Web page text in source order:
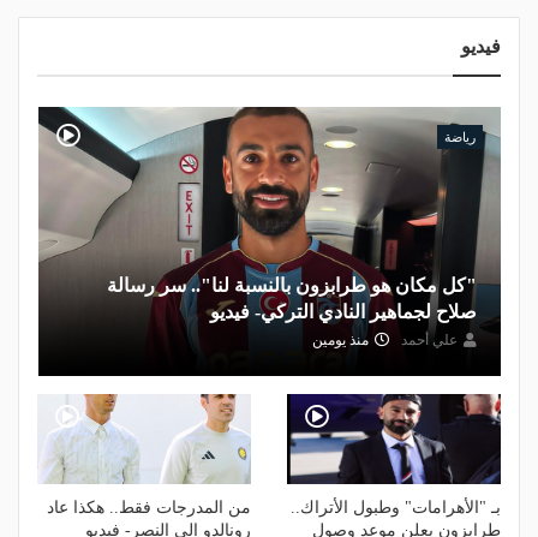
فيديو
رياضة
"كل مكان هو طرابزون بالنسبة لنا".. سر رسالة
صلاح لجماهير النادي التركي- فيديو
علي أحمد منذ يومين
بـ "الأهرامات" وطبول الأتراك..
طرابزون يعلن موعد وصول
من المدرجات فقط.. هكذا عاد
رونالدو إلى النصر- فيديو